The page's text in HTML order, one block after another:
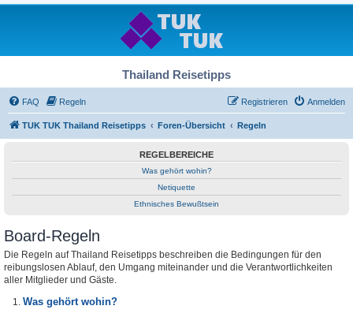
Thailand Reisetipps
FAQ Regeln Anmelden
Registrieren
TUK TUK Thailand Reisetipps Foren-Übersicht Regeln
REGELBEREICHE
Was gehört wohin?
Netiquette
Ethnisches Bewußtsein
Board-Regeln
Die Regeln auf Thailand Reisetipps beschreiben die Bedingungen für den
reibungslosen Ablauf, den Umgang miteinander und die Verantwortlichkeiten
aller Mitglieder und Gäste.
Was gehört wohin?